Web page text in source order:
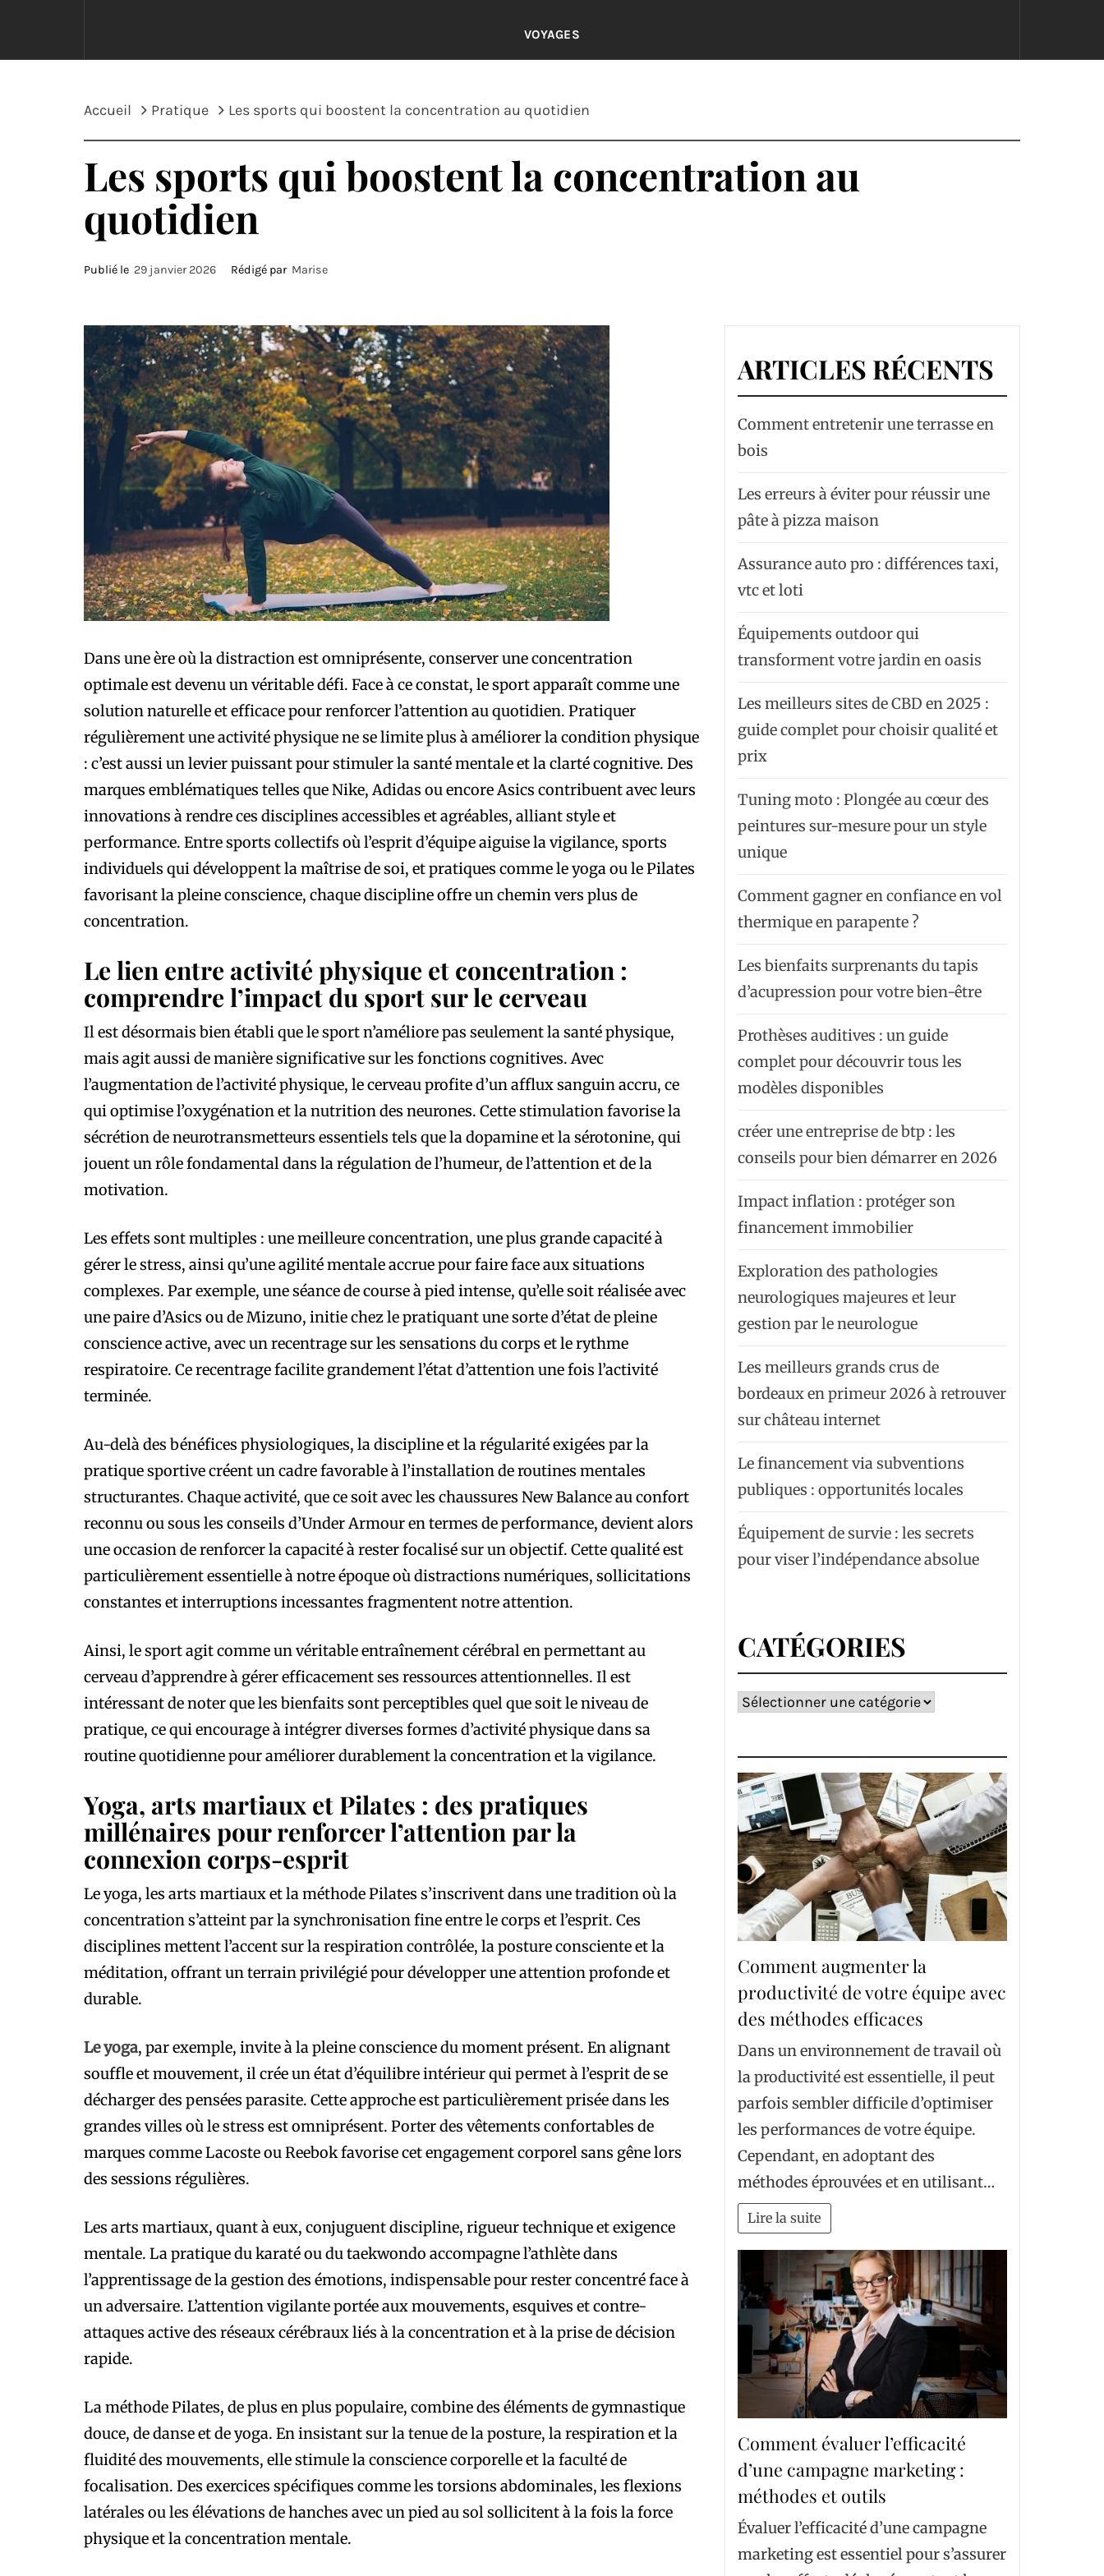
VOYAGES
Accueil Pratique Les sports qui boostent la concentration au quotidien
Les sports qui boostent la concentration au
quotidien
Publié le 29 janvier 2026 Rédigé par Marise
Dans une ère où la distraction est omniprésente, conserver une concentration
optimale est devenu un véritable défi. Face à ce constat, le sport apparaît comme une
solution naturelle et efficace pour renforcer l’attention au quotidien. Pratiquer
régulièrement une activité physique ne se limite plus à améliorer la condition physique
: c’est aussi un levier puissant pour stimuler la santé mentale et la clarté cognitive. Des
marques emblématiques telles que Nike, Adidas ou encore Asics contribuent avec leurs
innovations à rendre ces disciplines accessibles et agréables, alliant style et
performance. Entre sports collectifs où l’esprit d’équipe aiguise la vigilance, sports
individuels qui développent la maîtrise de soi, et pratiques comme le yoga ou le Pilates
favorisant la pleine conscience, chaque discipline offre un chemin vers plus de
concentration.
Le lien entre activité physique et concentration :
comprendre l’impact du sport sur le cerveau
Il est désormais bien établi que le sport n’améliore pas seulement la santé physique,
mais agit aussi de manière significative sur les fonctions cognitives. Avec
l’augmentation de l’activité physique, le cerveau profite d’un afflux sanguin accru, ce
qui optimise l’oxygénation et la nutrition des neurones. Cette stimulation favorise la
sécrétion de neurotransmetteurs essentiels tels que la dopamine et la sérotonine, qui
jouent un rôle fondamental dans la régulation de l’humeur, de l’attention et de la
motivation.
Les effets sont multiples : une meilleure concentration, une plus grande capacité à
gérer le stress, ainsi qu’une agilité mentale accrue pour faire face aux situations
complexes. Par exemple, une séance de course à pied intense, qu’elle soit réalisée avec
une paire d’Asics ou de Mizuno, initie chez le pratiquant une sorte d’état de pleine
conscience active, avec un recentrage sur les sensations du corps et le rythme
respiratoire. Ce recentrage facilite grandement l’état d’attention une fois l’activité
terminée.
Au-delà des bénéfices physiologiques, la discipline et la régularité exigées par la
pratique sportive créent un cadre favorable à l’installation de routines mentales
structurantes. Chaque activité, que ce soit avec les chaussures New Balance au confort
reconnu ou sous les conseils d’Under Armour en termes de performance, devient alors
une occasion de renforcer la capacité à rester focalisé sur un objectif. Cette qualité est
particulièrement essentielle à notre époque où distractions numériques, sollicitations
constantes et interruptions incessantes fragmentent notre attention.
Ainsi, le sport agit comme un véritable entraînement cérébral en permettant au
cerveau d’apprendre à gérer efficacement ses ressources attentionnelles. Il est
intéressant de noter que les bienfaits sont perceptibles quel que soit le niveau de
pratique, ce qui encourage à intégrer diverses formes d’activité physique dans sa
routine quotidienne pour améliorer durablement la concentration et la vigilance.
Yoga, arts martiaux et Pilates : des pratiques
millénaires pour renforcer l’attention par la
connexion corps-esprit
Le yoga, les arts martiaux et la méthode Pilates s’inscrivent dans une tradition où la
concentration s’atteint par la synchronisation fine entre le corps et l’esprit. Ces
disciplines mettent l’accent sur la respiration contrôlée, la posture consciente et la
méditation, offrant un terrain privilégié pour développer une attention profonde et
durable.
Le yoga, par exemple, invite à la pleine conscience du moment présent. En alignant
souffle et mouvement, il crée un état d’équilibre intérieur qui permet à l’esprit de se
décharger des pensées parasite. Cette approche est particulièrement prisée dans les
grandes villes où le stress est omniprésent. Porter des vêtements confortables de
marques comme Lacoste ou Reebok favorise cet engagement corporel sans gêne lors
des sessions régulières.
Les arts martiaux, quant à eux, conjuguent discipline, rigueur technique et exigence
mentale. La pratique du karaté ou du taekwondo accompagne l’athlète dans
l’apprentissage de la gestion des émotions, indispensable pour rester concentré face à
un adversaire. L’attention vigilante portée aux mouvements, esquives et contre-
attaques active des réseaux cérébraux liés à la concentration et à la prise de décision
rapide.
La méthode Pilates, de plus en plus populaire, combine des éléments de gymnastique
douce, de danse et de yoga. En insistant sur la tenue de la posture, la respiration et la
fluidité des mouvements, elle stimule la conscience corporelle et la faculté de
focalisation. Des exercices spécifiques comme les torsions abdominales, les flexions
latérales ou les élévations de hanches avec un pied au sol sollicitent à la fois la force
physique et la concentration mentale.
ARTICLES RÉCENTS
Comment entretenir une terrasse en
bois
Les erreurs à éviter pour réussir une
pâte à pizza maison
Assurance auto pro : différences taxi,
vtc et loti
Équipements outdoor qui
transforment votre jardin en oasis
Les meilleurs sites de CBD en 2025 :
guide complet pour choisir qualité et
prix
Tuning moto : Plongée au cœur des
peintures sur-mesure pour un style
unique
Comment gagner en confiance en vol
thermique en parapente ?
Les bienfaits surprenants du tapis
d’acupression pour votre bien-être
Prothèses auditives : un guide
complet pour découvrir tous les
modèles disponibles
créer une entreprise de btp : les
conseils pour bien démarrer en 2026
Impact inflation : protéger son
financement immobilier
Exploration des pathologies
neurologiques majeures et leur
gestion par le neurologue
Les meilleurs grands crus de
bordeaux en primeur 2026 à retrouver
sur château internet
Le financement via subventions
publiques : opportunités locales
Équipement de survie : les secrets
pour viser l’indépendance absolue
CATÉGORIES
Catégories
Comment augmenter la
productivité de votre équipe avec
des méthodes efficaces
Dans un environnement de travail où
la productivité est essentielle, il peut
parfois sembler difficile d’optimiser
les performances de votre équipe.
Cependant, en adoptant des
méthodes éprouvées et en utilisant…
Lire la suite
Comment évaluer l’efficacité
d’une campagne marketing :
méthodes et outils
Évaluer l’efficacité d’une campagne
marketing est essentiel pour s’assurer